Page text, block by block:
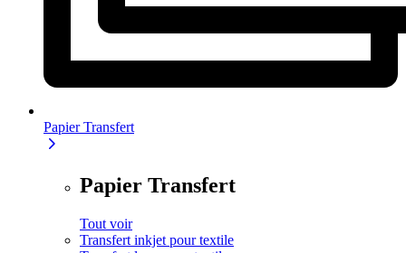
Papier Transfert
Papier Transfert
Tout voir
Transfert inkjet pour textile